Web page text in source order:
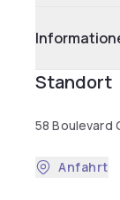
Standort
58 Boulevard
Anfahrt